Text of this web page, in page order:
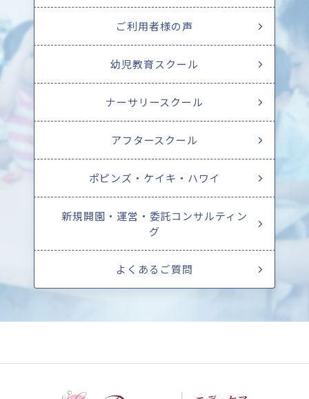
ご利用者様の声
幼児教育スクール
ナーサリースクール
アフタースクール
ポピンズ・ケイキ・ハワイ
新規開園・運営・委託コンサルティン
グ
よくあるご質問